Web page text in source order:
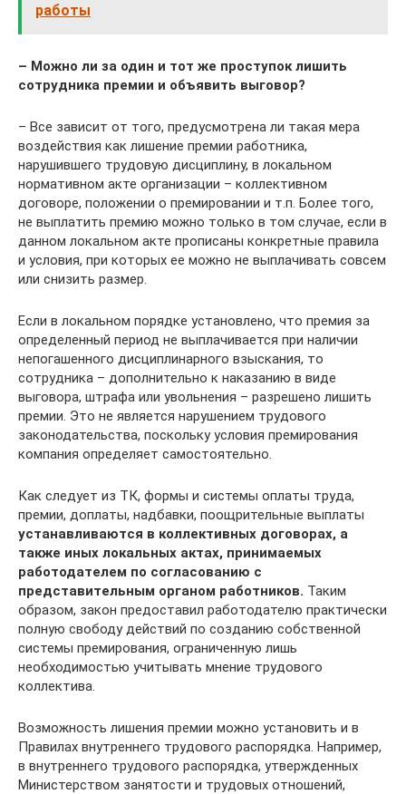
работы
– Можно ли за один и тот же проступок лишить
сотрудника премии и объявить выговор?
– Все зависит от того, предусмотрена ли такая мера
воздействия как лишение премии работника,
нарушившего трудовую дисциплину, в локальном
нормативном акте организации – коллективном
договоре, положении о премировании и т.п. Более того,
не выплатить премию можно только в том случае, если в
данном локальном акте прописаны конкретные правила
и условия, при которых ее можно не выплачивать совсем
или снизить размер.
Если в локальном порядке установлено, что премия за
определенный период не выплачивается при наличии
непогашенного дисциплинарного взыскания, то
сотрудника – дополнительно к наказанию в виде
выговора, штрафа или увольнения – разрешено лишить
премии. Это не является нарушением трудового
законодательства, поскольку условия премирования
компания определяет самостоятельно.
Как следует из ТК, формы и системы оплаты труда,
премии, доплаты, надбавки, поощрительные выплаты
устанавливаются в коллективных договорах, а
также иных локальных актах, принимаемых
работодателем по согласованию с
представительным органом работников. Таким
образом, закон предоставил работодателю практически
полную свободу действий по созданию собственной
системы премирования, ограниченную лишь
необходимостью учитывать мнение трудового
коллектива.
Возможность лишения премии можно установить и в
Правилах внутреннего трудового распорядка. Например,
в внутреннего трудового распорядка, утвержденных
Министерством занятости и трудовых отношений,